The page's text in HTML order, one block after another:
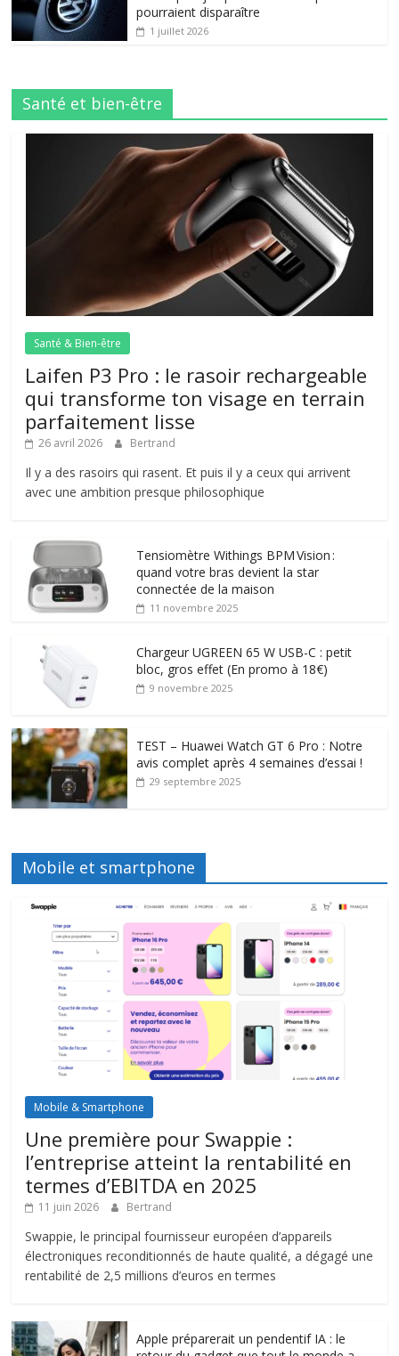
pourraient disparaître
1 juillet 2026
Santé et bien-être
Santé & Bien-être
Laifen P3 Pro : le rasoir rechargeable
qui transforme ton visage en terrain
parfaitement lisse
26 avril 2026 Bertrand
Il y a des rasoirs qui rasent. Et puis il y a ceux qui arrivent
avec une ambition presque philosophique
Tensiomètre Withings BPM Vision :
quand votre bras devient la star
connectée de la maison
11 novembre 2025
Chargeur UGREEN 65 W USB-C : petit
bloc, gros effet (En promo à 18€)
9 novembre 2025
TEST – Huawei Watch GT 6 Pro : Notre
avis complet après 4 semaines d’essai !
29 septembre 2025
Mobile et smartphone
Mobile & Smartphone
Une première pour Swappie :
l’entreprise atteint la rentabilité en
termes d’EBITDA en 2025
11 juin 2026 Bertrand
Swappie, le principal fournisseur européen d’appareils
électroniques reconditionnés de haute qualité, a dégagé une
rentabilité de 2,5 millions d’euros en termes
Apple préparerait un pendentif IA : le